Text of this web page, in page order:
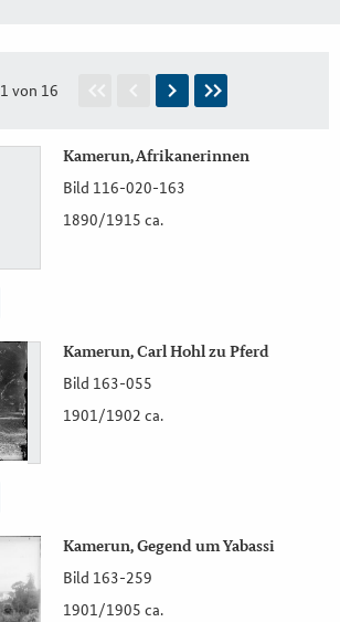
1 von 16
Kamerun, Afrikanerinnen
Bild 116-020-163
1890/1915 ca.
Kamerun, Carl Hohl zu Pferd
Bild 163-055
1901/1902 ca.
Kamerun, Gegend um Yabassi
Bild 163-259
1901/1905 ca.